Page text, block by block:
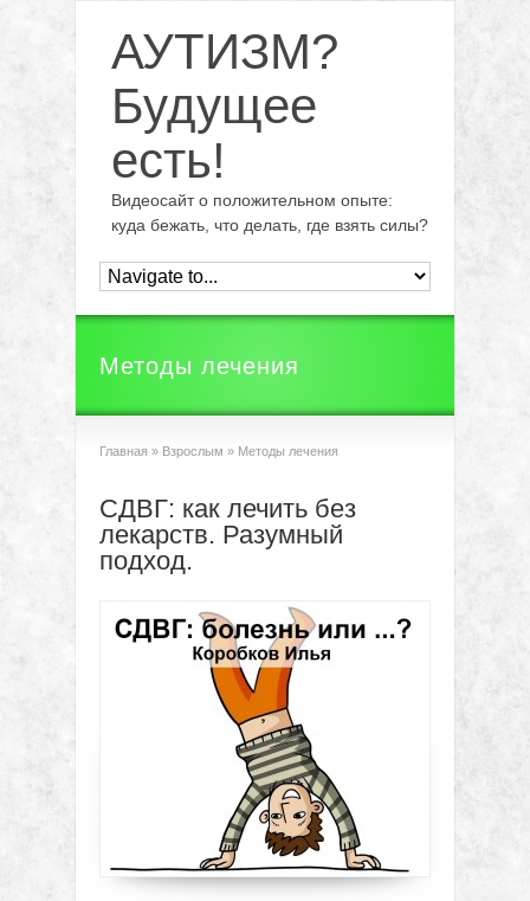
АУТИЗМ?
Будущее
есть!
Видеосайт о положительном опыте:
куда бежать, что делать, где взять силы?
Методы лечения
Главная » Взрослым » Методы лечения
СДВГ: как лечить без
лекарств. Разумный
подход.